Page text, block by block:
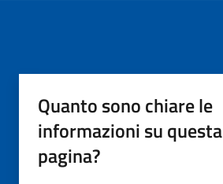
Quanto sono chiare le
informazioni su questa
pagina?